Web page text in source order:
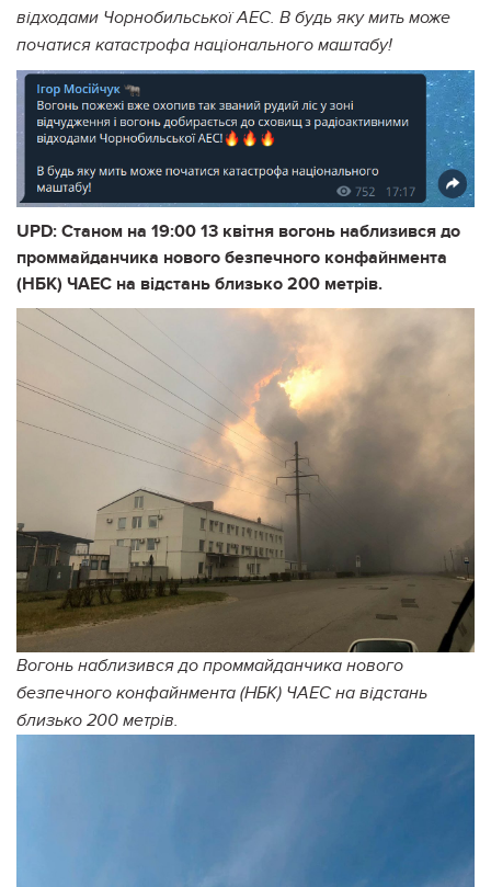
відходами Чорнобильської АЕС. В будь яку мить може
початися катастрофа національного маштабу!
UPD: Станом на 19:00 13 квітня вогонь наблизився до
проммайданчика нового безпечного конфайнмента
(НБК) ЧАЕС на відстань близько 200 метрів.
Вогонь наблизився до проммайданчика нового
безпечного конфайнмента (НБК) ЧАЕС на відстань
близько 200 метрів.